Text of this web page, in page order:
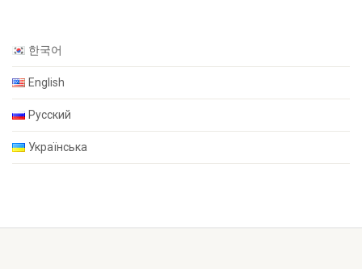
한국어
English
Русский
Українська